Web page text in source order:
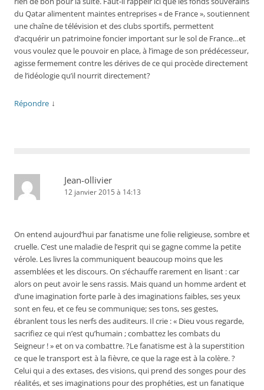
du Qatar alimentent maintes entreprises « de France », soutiennent
une chaîne de télévision et des clubs sportifs, permettent
d’acquérir un patrimoine foncier important sur le sol de France…et
vous voulez que le pouvoir en place, à l’image de son prédécesseur,
agisse fermement contre les dérives de ce qui procède directement
de l’idéologie qu’il nourrit directement?
Répondre ↓
Jean-ollivier
12 janvier 2015 à 14:13
On entend aujourd’hui par fanatisme une folie religieuse, sombre et
cruelle. C’est une maladie de l’esprit qui se gagne comme la petite
vérole. Les livres la communiquent beaucoup moins que les
assemblées et les discours. On s’échauffe rarement en lisant : car
alors on peut avoir le sens rassis. Mais quand un homme ardent et
d’une imagination forte parle à des imaginations faibles, ses yeux
sont en feu, et ce feu se communique; ses tons, ses gestes,
ébranlent tous les nerfs des auditeurs. Il crie : « Dieu vous regarde,
sacrifiez ce qui n’est qu’humain ; combattez les combats du
Seigneur ! » et on va combattre. ?Le fanatisme est à la superstition
ce que le transport est à la fièvre, ce que la rage est à la colère. ?
Celui qui a des extases, des visions, qui prend des songes pour des
réalités, et ses imaginations pour des prophéties, est un fanatique